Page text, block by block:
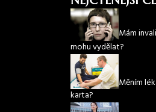
Mám
mohu vydělat?
Měním
karta?